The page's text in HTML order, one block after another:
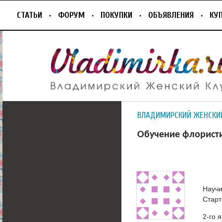
СТАТЬИ ФОРУМ ПОКУПКИ ОБЪЯВЛЕНИЯ
ВЛАДИМИРСКИЙ
Обучение
2-го